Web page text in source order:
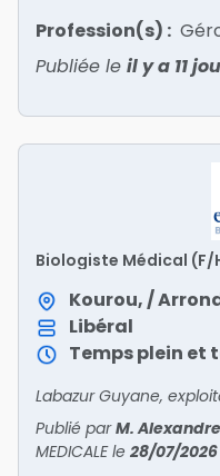
Profession(s) :
Publiée le il y a 11
Biologiste Médical (F/
Kourou, /
Libéral
Temps plein et
Publié parM.
MEDICALEle 28/07/2026